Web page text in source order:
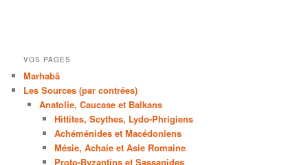
VOS PAGES
Marhabâ
Les Sources (par contrées)
Anatolie, Caucase et Balkans
Hittites, Scythes, Lydo-Phrigiens
Achéménides et Macédoniens
Mésie, Achaie et Asie Romaine
Proto-Byzantins et Sassanides